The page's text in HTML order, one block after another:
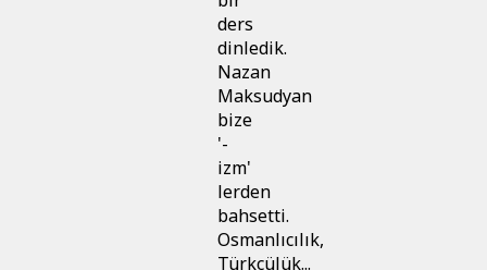
ders
dinledik.
Nazan
Maksudyan
bize
'-
izm'
lerden
bahsetti.
Osmanlıcılık,
Türkçülük...